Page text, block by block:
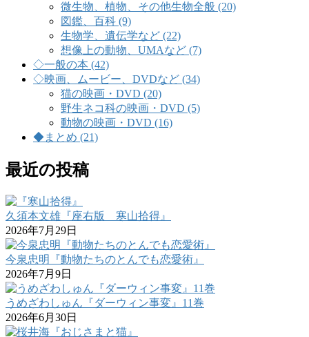
微生物、植物、その他生物全般 (20)
図鑑、百科 (9)
生物学、遺伝学など (22)
想像上の動物、UMAなど (7)
◇一般の本 (42)
◇映画、ムービー、DVDなど (34)
猫の映画・DVD (20)
野生ネコ科の映画・DVD (5)
動物の映画・DVD (16)
◆まとめ (21)
最近の投稿
久須本文雄『座右版 寒山拾得』
2026年7月29日
今泉忠明『動物たちのとんでも恋愛術』
2026年7月9日
うめざわしゅん『ダーウィン事変』11巻
2026年6月30日